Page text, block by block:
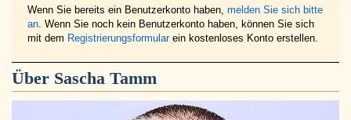
Wenn Sie bereits ein Benutzerkonto haben, melden Sie sich bitte
an . Wenn Sie noch kein Benutzerkonto haben, können Sie sich
mit dem Registrierungsformularein kostenloses Konto erstellen.
Über Sascha Tamm